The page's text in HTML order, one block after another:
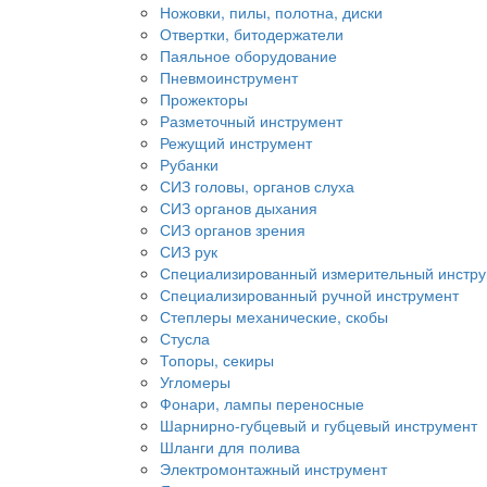
Ножовки, пилы, полотна, диски
Отвертки, битодержатели
Паяльное оборудование
Пневмоинструмент
Прожекторы
Разметочный инструмент
Режущий инструмент
Рубанки
СИЗ головы, органов слуха
СИЗ органов дыхания
СИЗ органов зрения
СИЗ рук
Специализированный измерительный
Специализированный ручной инструмент
Степлеры механические, скобы
Стусла
Топоры, секиры
Угломеры
Фонари, лампы переносные
Шарнирно-губцевый и губцевый инструмент
Шланги для полива
Электромонтажный инструмент